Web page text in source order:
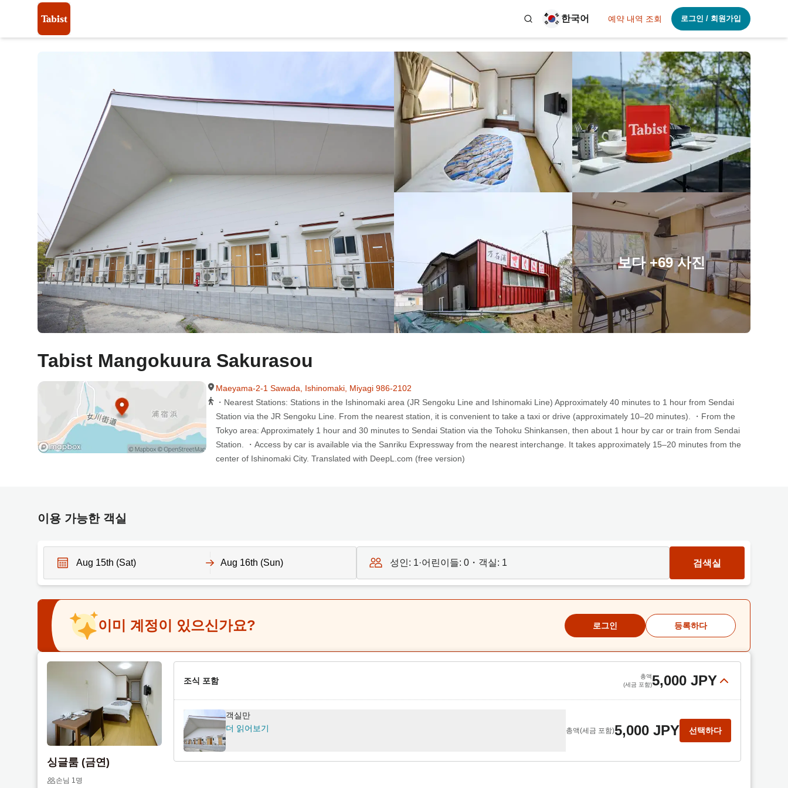
한국어 예약 내역 조회 로그인 / 회원가입
보다+69사진
Tabist Mangokuura Sakurasou
Maeyama-2-1 Sawada, Ishinomaki, Miyagi 986-2102
・Nearest Stations: Stations in the Ishinomaki area (JR Sengoku Line and Ishinomaki Line) Approximately 40 minutes to 1 hour from Sendai
Station via the JR Sengoku Line. From the nearest station, it is convenient to take a taxi or drive (approximately 10–20 minutes). ・From the
Tokyo area: Approximately 1 hour and 30 minutes to Sendai Station via the Tohoku Shinkansen, then about 1 hour by car or train from Sendai
Station. ・Access by car is available via the Sanriku Expressway from the nearest interchange. It takes approximately 15–20 minutes from the
center of Ishinomaki City. Translated with DeepL.com (free version)
이용 가능한 객실
N
a
r
w
r
d
N
i
a
e
a
c
k
w
성인: 1·어린이들: 0 ・객실: 1 검색실
이미 계정이 있으신가요? 로그인 등록하다
싱글룸 (금연)
손님 1명
조식 포함
총액
(세금 포함)5,000 JPY
객실만
더 읽어보기
총액(세금 포함)5,000 JPY 선택하다